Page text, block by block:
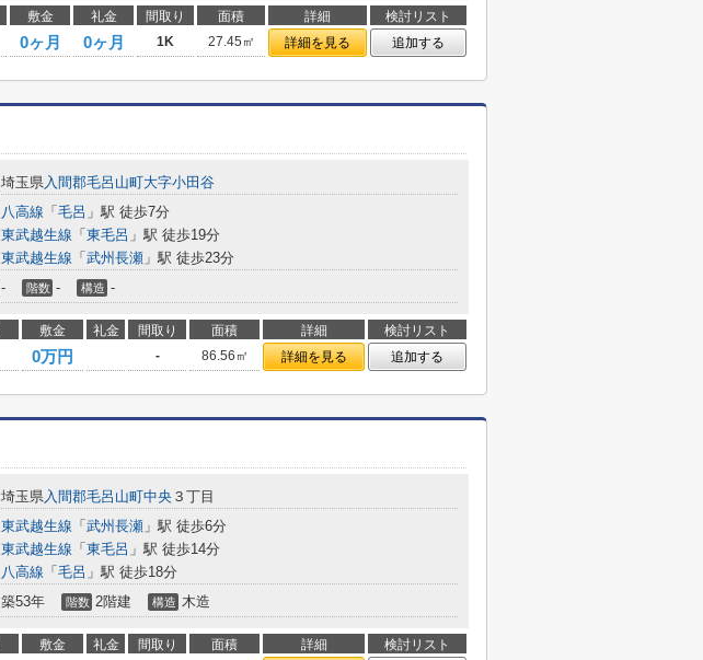
敷金 礼金 間取り 面積 詳細
検討リスト
0ヶ月 0ヶ月 1K 27.45㎡ 詳細を見る 追加する
埼玉県入間郡毛呂山町大字小田谷
八高線 「 毛呂 」駅 徒歩7分
東武越生線 「 東毛呂 」駅 徒歩19分
東武越生線 「 武州長瀬 」駅 徒歩23分
- 階数 - 構造 -
敷金 礼金 間取り 面積 詳細
検討リスト
0万円 - 86.56㎡ 詳細を見る 追加する
埼玉県入間郡毛呂山町中央 ３丁目
東武越生線 「 武州長瀬 」駅 徒歩6分
東武越生線 「 東毛呂 」駅 徒歩14分
八高線 「 毛呂 」駅 徒歩18分
築53年 階数 2階建 構造 木造
敷金 礼金 間取り 面積 詳細
検討リスト